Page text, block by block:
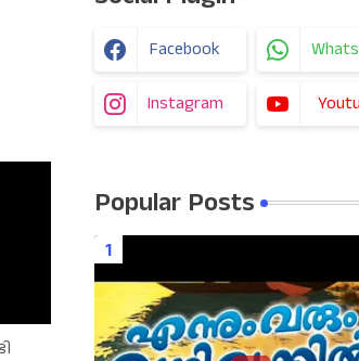
Facebook
Instagram
Popular Posts